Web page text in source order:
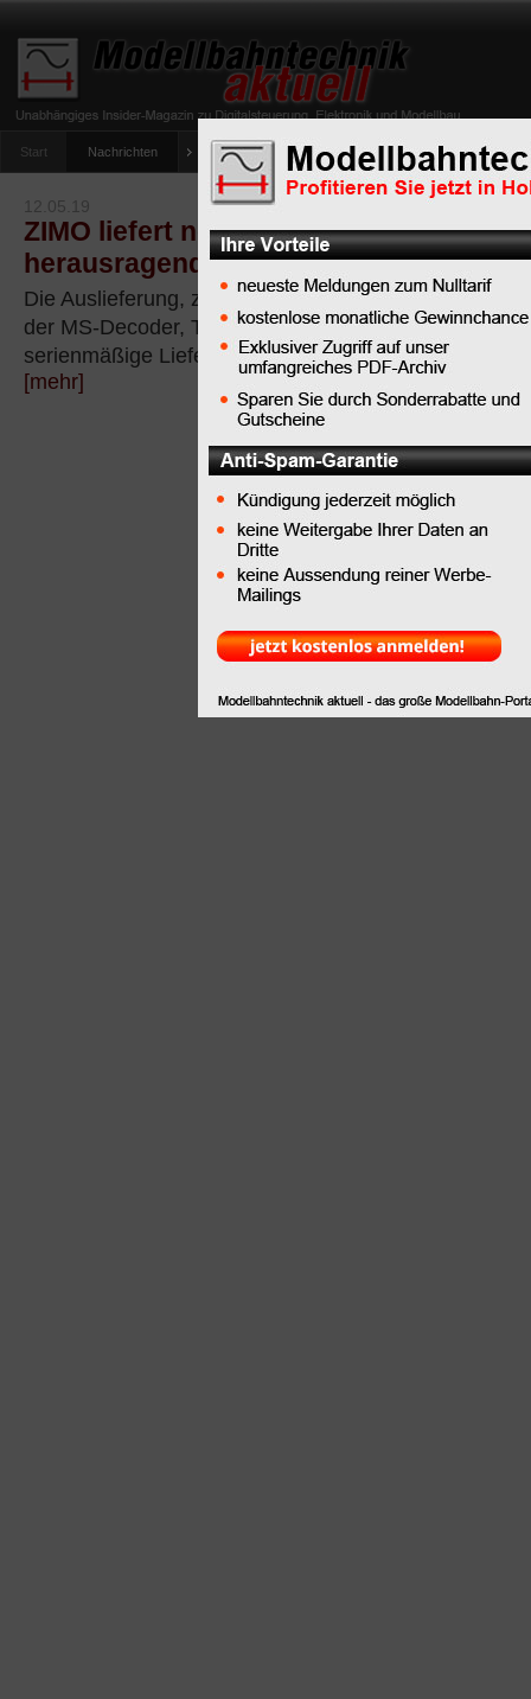
Start Nachrichten Tipps Newsletter Archiv Magazin
umfrage-viessmann-multiprotokoll-lichtdecoder
12.05.19
ZIMO liefert neue 16-Bit-HiFi-
herausragenden Eigenschaften
Die Auslieferung, zunächst im Februar 2019 als
der MS-Decoder, Typen MS450 und MS450P22 hat
serienmäßige Lieferung ist ab April 2019 geplant.
[mehr]